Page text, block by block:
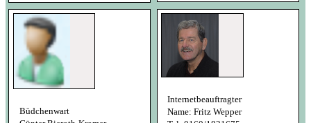
Büdchenwart
Internetbeauftragter
Name: Fritz Wepper